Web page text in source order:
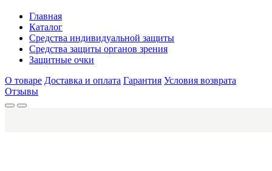
Главная
Каталог
Средства индивидуальной защиты
Средства защиты органов зрения
Защитные очки
О товаре Доставка и оплата Гарантия Условия возврата
Отзывы